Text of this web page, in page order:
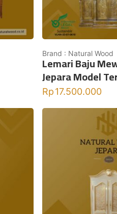
Brand : Natural Wood
Lemari Baju
Jepara Model
Rp17.500.000